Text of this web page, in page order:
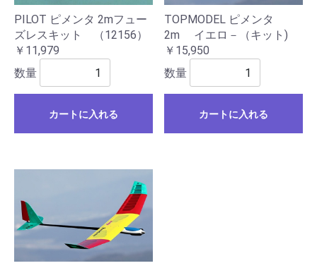
PILOT ピメンタ 2mフュー
ズレスキット （12156）
￥11,979
数量
カートに入れる
TOPMODEL ピメンタ
2m イエロ－（キット)
￥15,950
数量
カートに入れる